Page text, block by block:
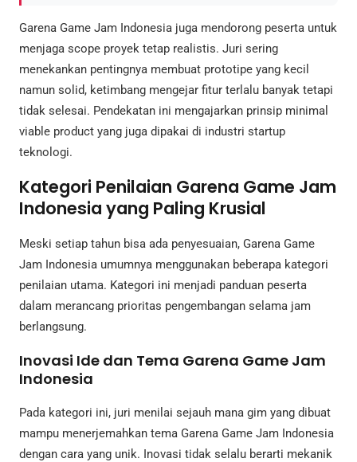
Garena Game Jam Indonesia juga mendorong peserta untuk
menjaga scope proyek tetap realistis. Juri sering
menekankan pentingnya membuat prototipe yang kecil
namun solid, ketimbang mengejar fitur terlalu banyak tetapi
tidak selesai. Pendekatan ini mengajarkan prinsip minimal
viable product yang juga dipakai di industri startup
teknologi.
Kategori Penilaian Garena Game Jam
Indonesia yang Paling Krusial
Meski setiap tahun bisa ada penyesuaian, Garena Game
Jam Indonesia umumnya menggunakan beberapa kategori
penilaian utama. Kategori ini menjadi panduan peserta
dalam merancang prioritas pengembangan selama jam
berlangsung.
Inovasi Ide dan Tema Garena Game Jam
Indonesia
Pada kategori ini, juri menilai sejauh mana gim yang dibuat
mampu menerjemahkan tema Garena Game Jam Indonesia
dengan cara yang unik. Inovasi tidak selalu berarti mekanik